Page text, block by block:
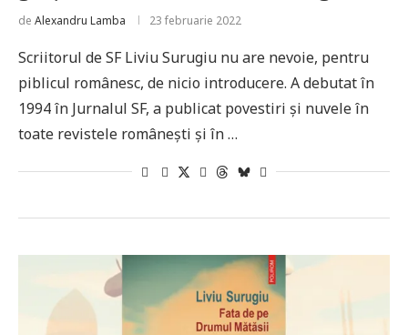
de Alexandru Lamba 23 februarie 2022
Scriitorul de SF Liviu Surugiu nu are nevoie, pentru
piblicul românesc, de nicio introducere. A debutat în
1994 în Jurnalul SF, a publicat povestiri și nuvele în
toate revistele românești și în …